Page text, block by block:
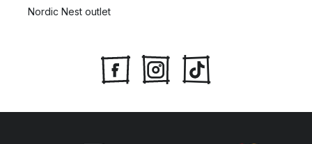
Nordic Nest outlet